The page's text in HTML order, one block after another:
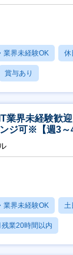
業界未経験OK 休
賞与あり
業界未経験歓
ジ可※【週3～
業界未経験OK 土
残業20時間以内